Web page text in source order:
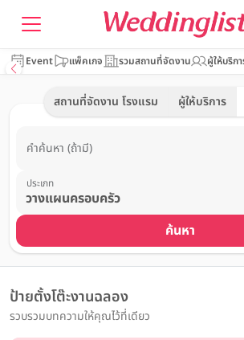
Event แพ็คเกจ รวมสถานที่จัดงาน ผู้ให้บริก
สถานที่จัดงาน โรงแรม ผู้ให้บริการ
คำค้นหา (ถ้ามี)
ประเภท
ค้นหา
ป้ายตั้งโต๊ะงานฉลอง
รวบรวมบทความให้คุณไว้ที่เดียว